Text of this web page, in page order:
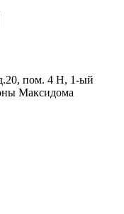
пом. 4 Н, 1-ый
Максидома